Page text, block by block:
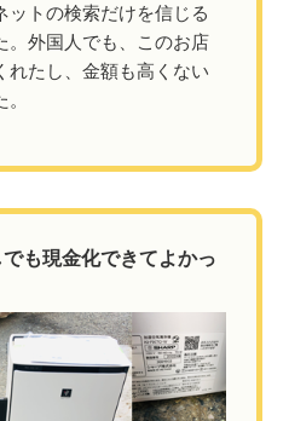
ットの検索だけを信じる
。外国人でも、このお店
れたし、金額も高くない
も現金化できてよかっ